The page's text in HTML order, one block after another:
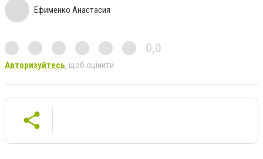
Ефименко Анастасия
0,0
Авторизуйтесь, щоб оцінити